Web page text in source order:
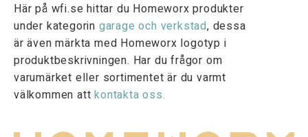
Här på wfi.se hittar du Homeworx produkter
under kategorin garage och verkstad, dessa
är även märkta med Homeworx logotyp i
produktbeskrivningen. Har du frågor om
varumärket eller sortimentet är du varmt
välkommen attkontakta oss.